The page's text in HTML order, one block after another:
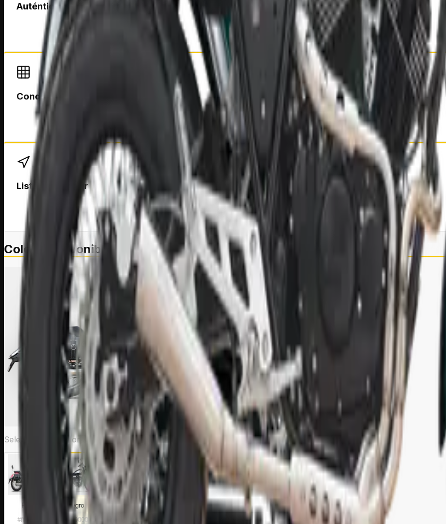
Auténtico estilo Cruiser
Diseño clásico con una presencia imponente que transmite personalidad y elegancia en cada recorrido.
Conducción cómoda
Su posición de manejo relajada permite disfrutar trayectos largos con mayor comodidad y menor fatiga.
Lista para viajar
Pensada para disfrutar recorridos dentro y fuera de la ciudad con estabilidad, confort y una experiencia de
Colores disponibles
Selecciona un color
Rojo
#ff0303
Negro
#000000